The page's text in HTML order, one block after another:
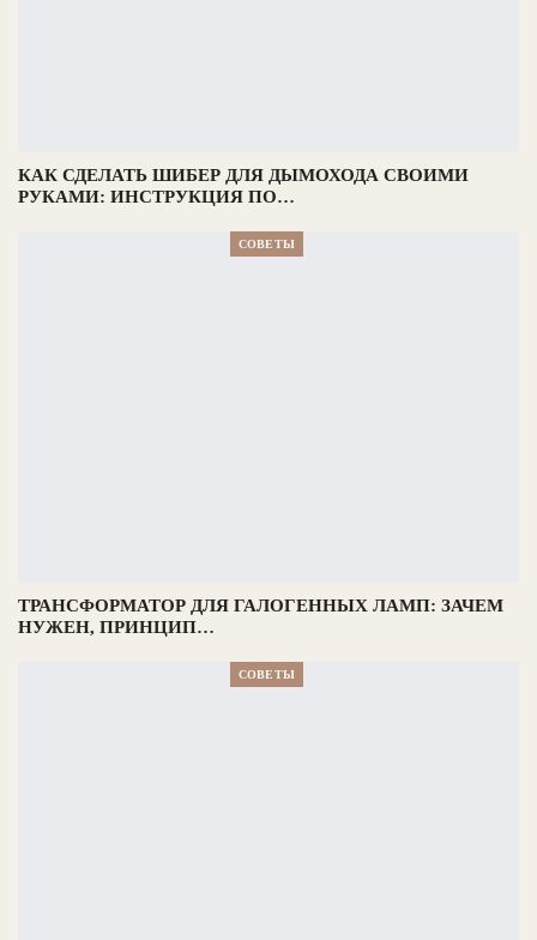
КАК СДЕЛАТЬ ШИБЕР ДЛЯ ДЫМОХОДА СВОИМИ
РУКАМИ: ИНСТРУКЦИЯ ПО…
СОВЕТЫ
ТРАНСФОРМАТОР ДЛЯ ГАЛОГЕННЫХ ЛАМП: ЗАЧЕМ
НУЖЕН, ПРИНЦИП…
СОВЕТЫ